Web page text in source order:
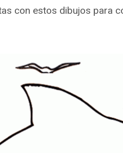
con estos dibujos para